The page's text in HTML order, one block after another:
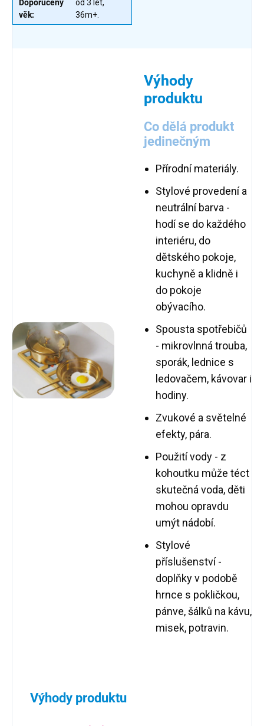
Doporučený
věk:
od 3 let,
36m+.
Výhody
produktu
Co dělá produkt
jedinečným
Přírodní materiály.
Stylové provedení a
neutrální barva -
hodí se do každého
interiéru, do
dětského pokoje,
kuchyně a klidně i
do pokoje
obývacího.
Spousta spotřebičů
- mikrovlnná trouba,
sporák, lednice s
ledovačem, kávovar i
hodiny.
Zvukové a světelné
efekty, pára.
Použití vody - z
kohoutku může téct
skutečná voda, děti
mohou opravdu
umýt nádobí.
Stylové
příslušenství -
doplňky v podobě
hrnce s pokličkou,
pánve, šálků na kávu,
misek, potravin.
Výhody produktu